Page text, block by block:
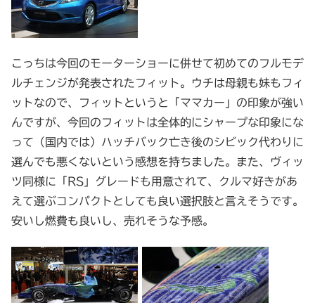
こっちは今回のモーターショーに併せて初めてのフルモデ
ルチェンジが発表されたフィット。ウチは母親も妹もフィ
ットなので、フィットというと「ママカー」の印象が強い
んですが、今回のフィットは全体的にシャープな印象にな
って（国内では）ハッチバック亡き後のシビック代わりに
選んでも悪くないという感想を持ちました。また、ヴィッ
ツ同様に「RS」グレードも用意されて、クルマ好きがあ
えて選ぶコンパクトとしても良い選択肢と言えそうです。
安いし燃費も良いし、売れそうな予感。